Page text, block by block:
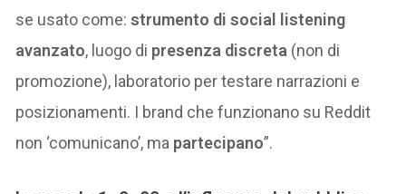
se usato come:strumento di social listening
avanzato, luogo di presenza discreta (non di
promozione), laboratorio per testare narrazioni e
posizionamenti. I brand che funzionano su Reddit
non ‘comunicano’, ma partecipano”.